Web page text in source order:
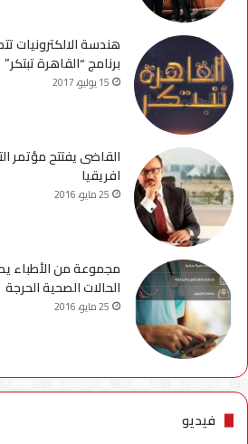
هندسة الالكترونيات
برنامج “القاهرة تبتكر”
15 يوليو، 2017
القاضى يفتتح مؤتمر
افريقيا
25 مايو، 2016
مجموعة من الأطباء
الحالات الصحية الحرجة
25 مايو، 2016
فيديو